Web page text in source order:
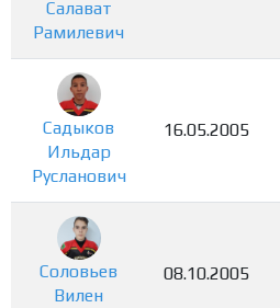
Салават
Рамилевич
Садыков
Ильдар
Русланович
16.05.2005
Соловьев
Вилен
08.10.2005